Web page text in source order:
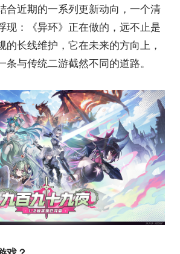
合近期的一系列更新动向，一个清
现：《异环》正在做的，远不止是
的长线维护，它在未来的方向上，
与传统二游截然不同的道路。